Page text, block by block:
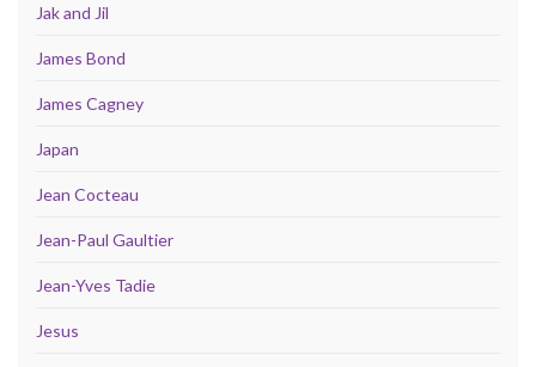
Jak and Jil
James Bond
James Cagney
Japan
Jean Cocteau
Jean-Paul Gaultier
Jean-Yves Tadie
Jesus